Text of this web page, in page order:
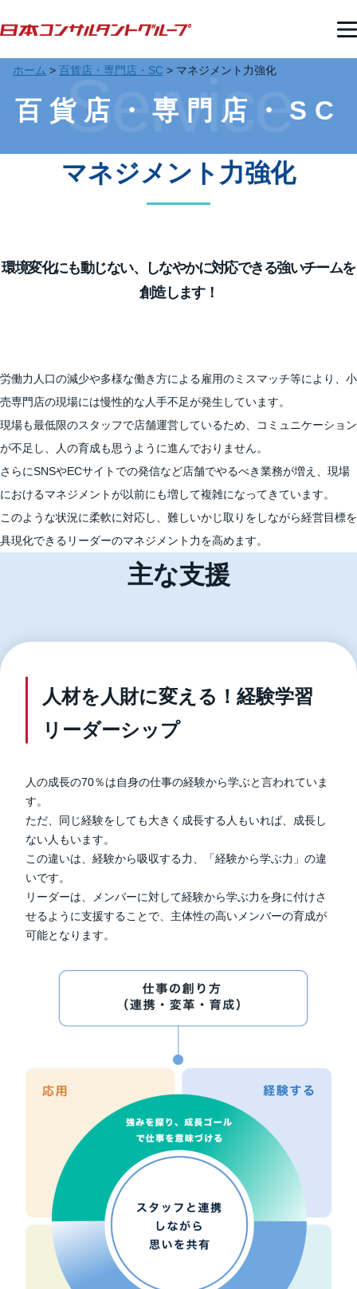
ホーム > 百貨店・専門店・SC > マネジメント力強化
百貨店・専門店・SC
Service
マネジメント力強化
環境変化にも動じない、しなやかに対応できる強いチームを
創造します！
労働力人口の減少や多様な働き方による雇用のミスマッチ等により、小
売専門店の現場には慢性的な人手不足が発生しています。
現場も最低限のスタッフで店舗運営しているため、コミュニケーション
が不足し、人の育成も思うように進んでおりません。
さらにSNSやECサイトでの発信など店舗でやるべき業務が増え、現場
におけるマネジメントが以前にも増して複雑になってきています。
このような状況に柔軟に対応し、難しいかじ取りをしながら経営目標を
具現化できるリーダーのマネジメント力を高めます。
主な支援
人材を人財に変える！経験学習
リーダーシップ
人の成長の70％は自身の仕事の経験から学ぶと言われていま
す。
ただ、同じ経験をしても大きく成長する人もいれば、成長し
ない人もいます。
この違いは、経験から吸収する力、「経験から学ぶ力」の違
いです。
リーダーは、メンバーに対して経験から学ぶ力を身に付けさ
せるように支援することで、主体性の高いメンバーの育成が
可能となります。